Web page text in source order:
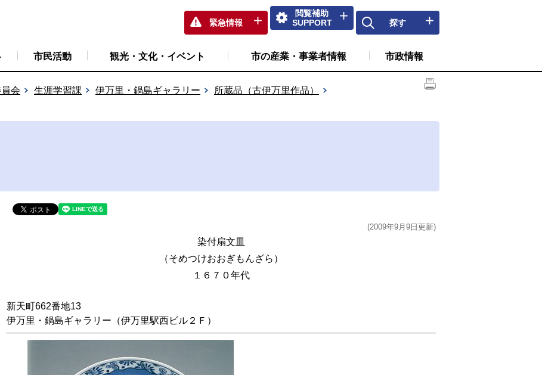
緊急情報
閲覧補助
SUPPORT
探す
市民活動 観光・文化・イベント 市の産業・事業者情報 市政情報
会 生涯学習課 伊万里・鍋島ギャラリー
所蔵品（古伊万里作品）
(2009年9月9日更新)
染付扇文皿
（そめつけおおぎもんざら）
１６７０年代
新天町662番地13
伊万里・鍋島ギャラリー（伊万里駅西ビル２Ｆ）